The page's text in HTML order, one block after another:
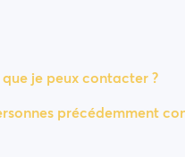
je peux contacter ?
précédemment